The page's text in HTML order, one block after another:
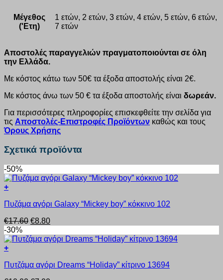
Μέγεθος
('Ετη)
1 ετών, 2 ετών, 3 ετών, 4 ετών, 5 ετών, 6 ετών,
7 ετών
Αποστολές παραγγελιών πραγματοποιούνται σε όλη
την Ελλάδα.
Με κόστος κάτω των 50€ τα έξοδα αποστολής είναι 2€.
Με κόστος άνω των 50 € τα έξοδα αποστολής είναι δωρεάν.
Για περισσότερες πληροφορίες επισκεφθείτε την σελίδα για
τις Αποστολές-Επιστροφές Προϊόντων καθώς και τους
Όρους Χρήσης
Σχετικά προϊόντα
-50%
+
το
έχει
πολλαπλές
παραλλαγές.
Οι
μπορούν
Πυζάμα αγόρι Galaxy “Mickey boy” κόκκινο 102
€17.60 Original
was:
€8.80Η
τιμή
-30%
+
το
Πυτζάμα αγόρι Dreams “Holiday” κίτρινο 13694